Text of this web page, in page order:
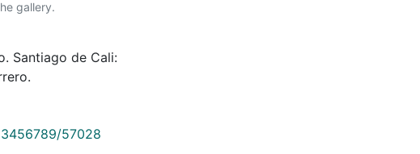
gallery.
Santiago de Cali:
57028